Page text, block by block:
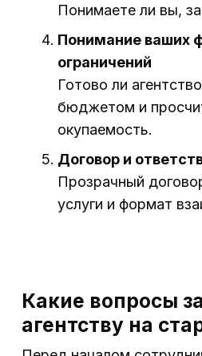
Понимаете ли вы,
Понимание ваших
ограничений
Готово ли
бюджетом и
окупаемость.
Договор и
Прозрачный
услуги и формат
Какие вопросы
агентству на